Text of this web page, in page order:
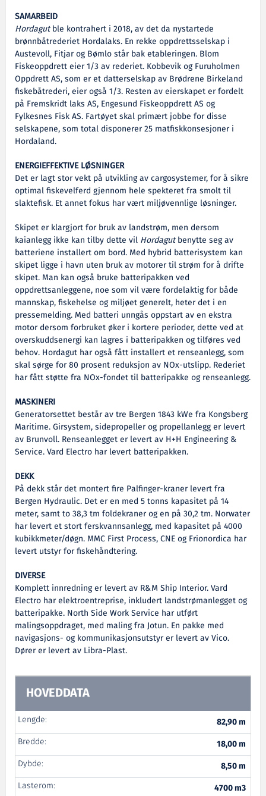
SAMARBEID
Hordagutble kontrahert i 2018, av det da nystartede
brønnbåtrederiet Hordalaks. En rekke oppdrettsselskap i
Austevoll, Fitjar og Bømlo står bak etableringen. Blom
Fiskeoppdrett eier 1/3 av rederiet. Kobbevik og Furuholmen
Oppdrett AS, som er et datterselskap av Brødrene Birkeland
fiskebåtrederi, eier også 1/3. Resten av eierskapet er fordelt
på Fremskridt laks AS, Engesund Fiskeoppdrett AS og
Fylkesnes Fisk AS. Fartøyet skal primært jobbe for disse
selskapene, som total disponerer 25 matfiskkonsesjoner i
Hordaland.
ENERGIEFFEKTIVE LØSNINGER
Det er lagt stor vekt på utvikling av cargosystemer, for å sikre
optimal fiskevelferd gjennom hele spekteret fra smolt til
slaktefisk. Et annet fokus har vært miljøvennlige løsninger.
Skipet er klargjort for bruk av landstrøm, men dersom
kaianlegg ikke kan tilby dette vil Hordagutbenytte seg av
batteriene installert om bord. Med hybrid batterisystem kan
skipet ligge i havn uten bruk av motorer til strøm for å drifte
skipet. Man kan også bruke batteripakken ved
oppdrettsanleggene, noe som vil være fordelaktig for både
mannskap, fiskehelse og miljøet generelt, heter det i en
pressemelding. Med batteri unngås oppstart av en ekstra
motor dersom forbruket øker i kortere perioder, dette ved at
overskuddsenergi kan lagres i batteripakken og tilføres ved
behov. Hordagut har også fått installert et renseanlegg, som
skal sørge for 80 prosent reduksjon av NOx-utslipp. Rederiet
har fått støtte fra NOx-fondet til batteripakke og renseanlegg.
MASKINERI
Generatorsettet består av tre Bergen 1843 kWe fra Kongsberg
Maritime. Girsystem, sidepropeller og propellanlegg er levert
av Brunvoll. Renseanlegget er levert av H+H Engineering &
Service. Vard Electro har levert batteripakken.
DEKK
På dekk står det montert fire Palfinger-kraner levert fra
Bergen Hydraulic. Det er en med 5 tonns kapasitet på 14
meter, samt to 38,3 tm foldekraner og en på 30,2 tm. Norwater
har levert et stort ferskvannsanlegg, med kapasitet på 4000
kubikkmeter/døgn. MMC First Process, CNE og Frionordica har
levert utstyr for fiskehåndtering.
DIVERSE
Komplett innredning er levert av R&M Ship Interior. Vard
Electro har elektroentreprise, inkludert landstrømanlegget og
batteripakke. North Side Work Service har utført
malingsoppdraget, med maling fra Jotun. En pakke med
navigasjons- og kommunikasjonsutstyr er levert av Vico.
Dører er levert av Libra-Plast.
HOVEDDATA
Lengde:
82,90 m
Bredde:
18,00 m
Dybde:
8,50 m
Lasterom:
4700 m3